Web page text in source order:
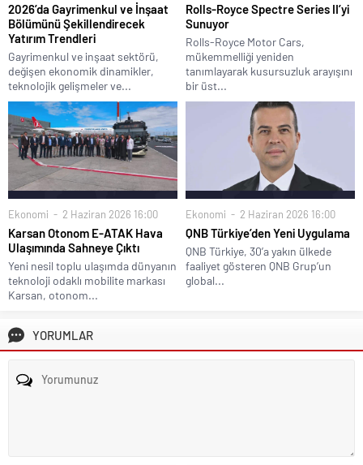
2026’da Gayrimenkul ve İnşaat
Bölümünü Şekillendirecek
Yatırım Trendleri
Gayrimenkul ve inşaat sektörü,
değişen ekonomik dinamikler,
teknolojik gelişmeler ve...
Rolls-Royce Spectre Series II’yi
Sunuyor
Rolls-Royce Motor Cars,
mükemmelliği yeniden
tanımlayarak kusursuzluk arayışını
bir üst...
Ekonomi 2 Haziran 2026 16:00
Karsan Otonom E-ATAK Hava
Ulaşımında Sahneye Çıktı
Yeni nesil toplu ulaşımda dünyanın
teknoloji odaklı mobilite markası
Karsan, otonom...
Ekonomi 2 Haziran 2026 16:00
QNB Türkiye’den Yeni Uygulama
QNB Türkiye, 30’a yakın ülkede
faaliyet gösteren QNB Grup’un
global...
YORUMLAR